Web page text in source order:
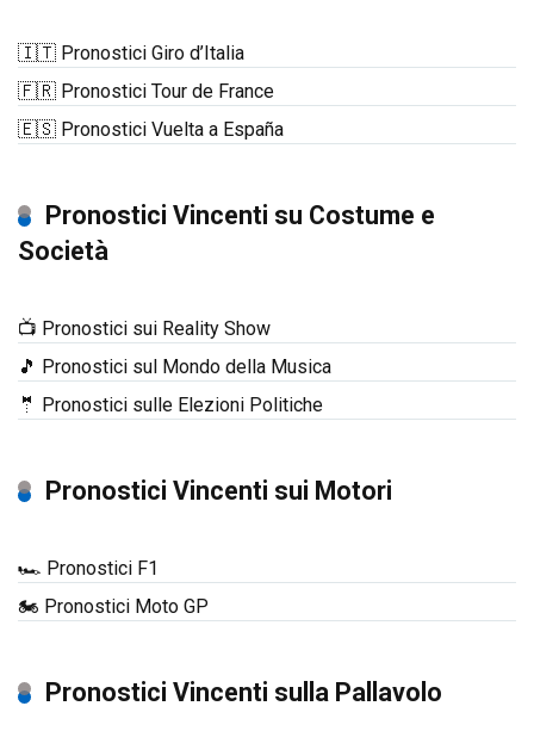
🇮🇹 Pronostici Giro d’Italia
🇫🇷 Pronostici Tour de France
🇪🇸 Pronostici Vuelta a España
Pronostici Vincenti su Costume e
Società
📺 Pronostici sui Reality Show
🎵 Pronostici sul Mondo della Musica
🤵 Pronostici sulle Elezioni Politiche
Pronostici Vincenti sui Motori
🏎️ Pronostici F1
🏍️ Pronostici Moto GP
Pronostici Vincenti sulla Pallavolo